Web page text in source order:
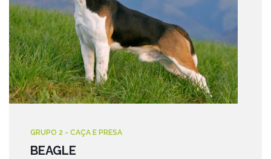
GRUPO 2 - CAÇA E PRESA
BEAGLE